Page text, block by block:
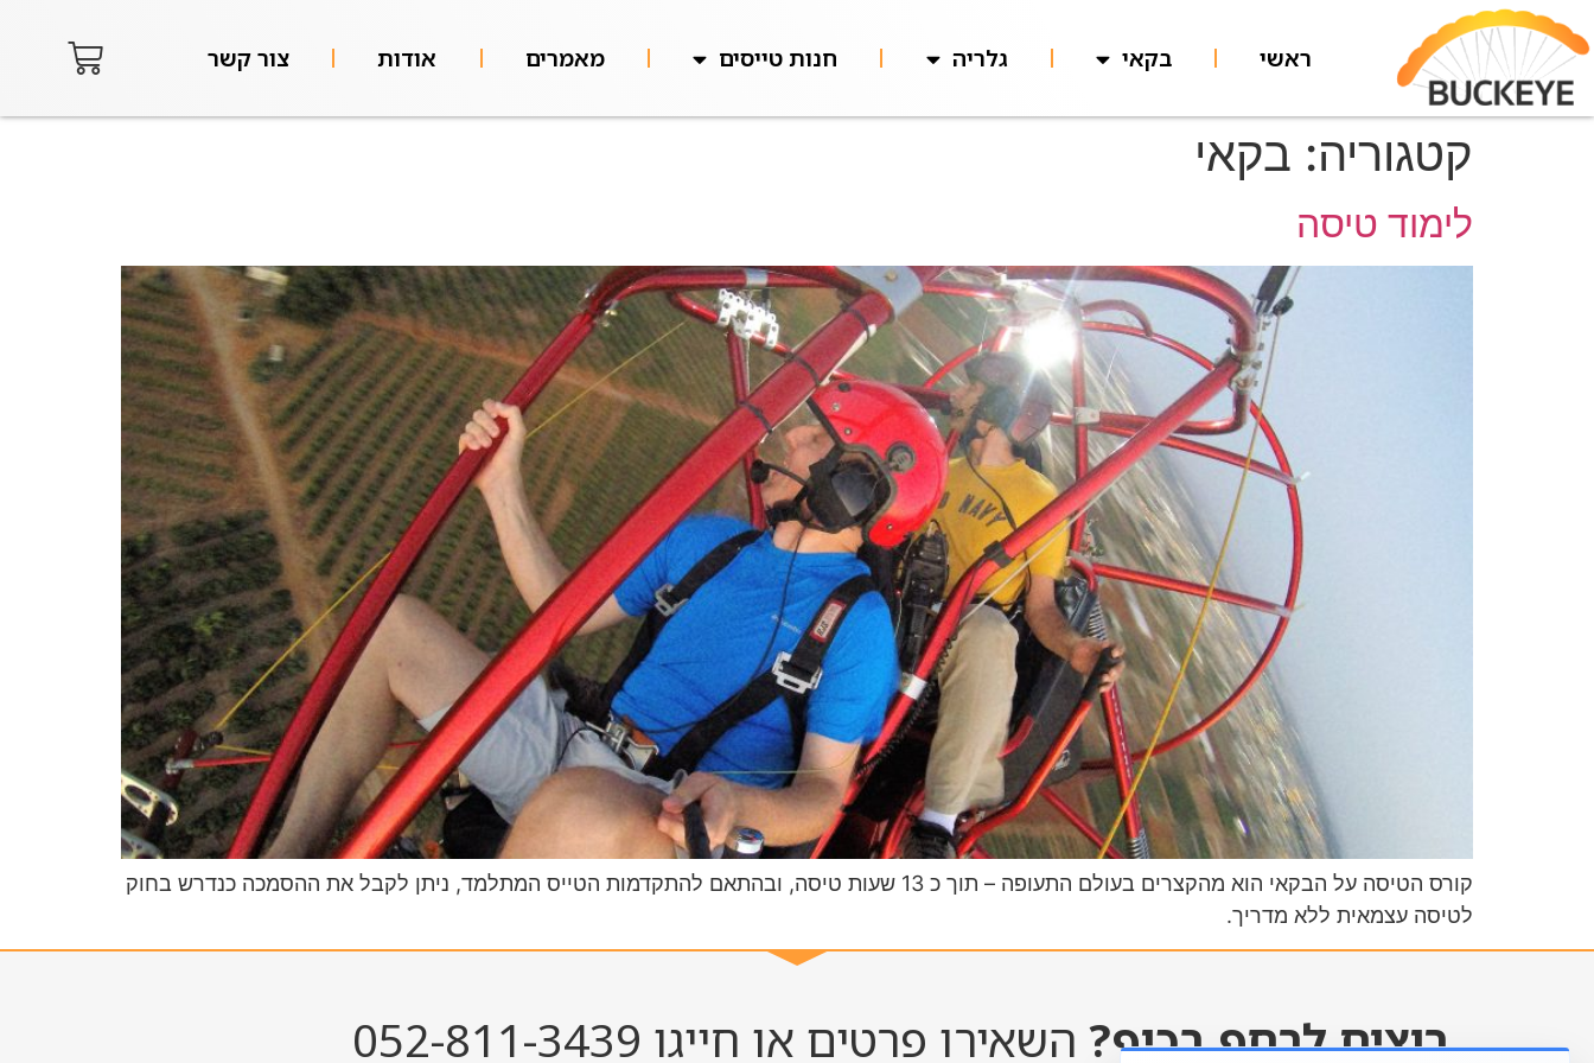
לתוכן
ראשי בקאי גלריה חנות טייסים מאמרים אודות צור קשר
קטגוריה: בקאי
לימוד טיסה
קורס הטיסה על הבקאי הוא מהקצרים בעולם התעופה – תוך כ 13 שעות טיסה, ובהתאם להתקדמות הטייס המתלמד, ניתן לקבל את ההסמכה כנדרש בחוק
לטיסה עצמאית ללא מדריך.
רוצים לרחף בכיף? השאירו פרטים או חייגו 052-811-3439